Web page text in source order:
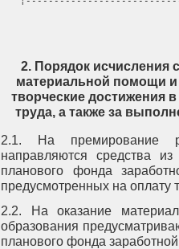
2. Порядок исчисления
материальной помощи и
творческие достижения
труда, а также за
2.1. На премирование
направляются средства
планового фонда
предусмотренных на оплату
2.2. На оказание
образования
планового фонда